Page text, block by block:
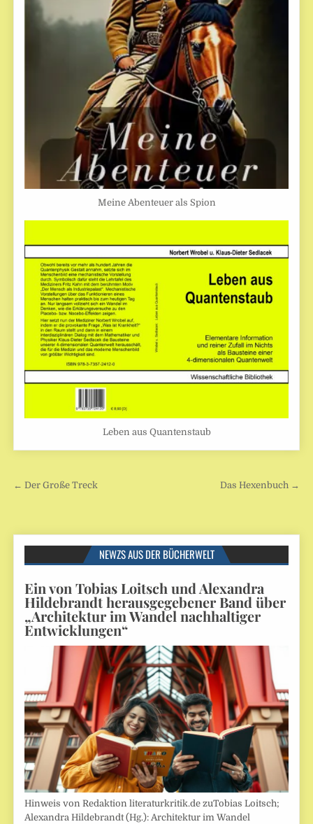
Meine Abenteuer als Spion
Leben aus Quantenstaub
Beitragsnavigation
← Der Große Treck Das Hexenbuch →
NEWZS AUS DER BÜCHERWELT
Ein von Tobias Loitsch und Alexandra
Hildebrandt herausgegebener Band über
„Architektur im Wandel nachhaltiger
Entwicklungen“
Hinweis von Redaktion literaturkritik.de zuTobias Loitsch;
Alexandra Hildebrandt (Hg.): Architektur im Wandel